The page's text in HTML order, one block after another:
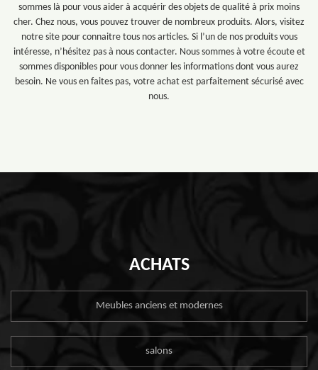
sommes là pour vous aider à acquérir des objets de qualité à prix moins
cher. Chez nous, vous pouvez trouver de nombreux produits. Alors, visitez
notre site pour connaitre tous nos articles. Si l’un de nos produits vous
intéresse, n’hésitez pas à nous contacter. Nous sommes à votre écoute et
sommes disponibles pour vous donner les informations dont vous aurez
besoin. Ne vous en faites pas, votre achat est parfaitement sécurisé avec
nous.
ACHATS
Meubles anciens et modernes
salons